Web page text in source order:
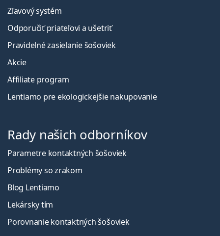
Zľavový systém
Odporučiť priateľovi a ušetriť
Pravidelné zasielanie šošoviek
Akcie
Affiliate program
Lentiamo pre ekologickejšie nakupovanie
Rady našich odborníkov
Parametre kontaktných šošoviek
Problémy so zrakom
Blog Lentiamo
Lekársky tím
Porovnanie kontaktných šošoviek